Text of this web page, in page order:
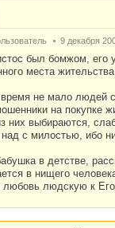
9 декабря
был бомжом, его
места
не мало людей
на покупке
них выбираются,
с милостью, ибо ни
в детстве,
в нищего
любовь людскую к